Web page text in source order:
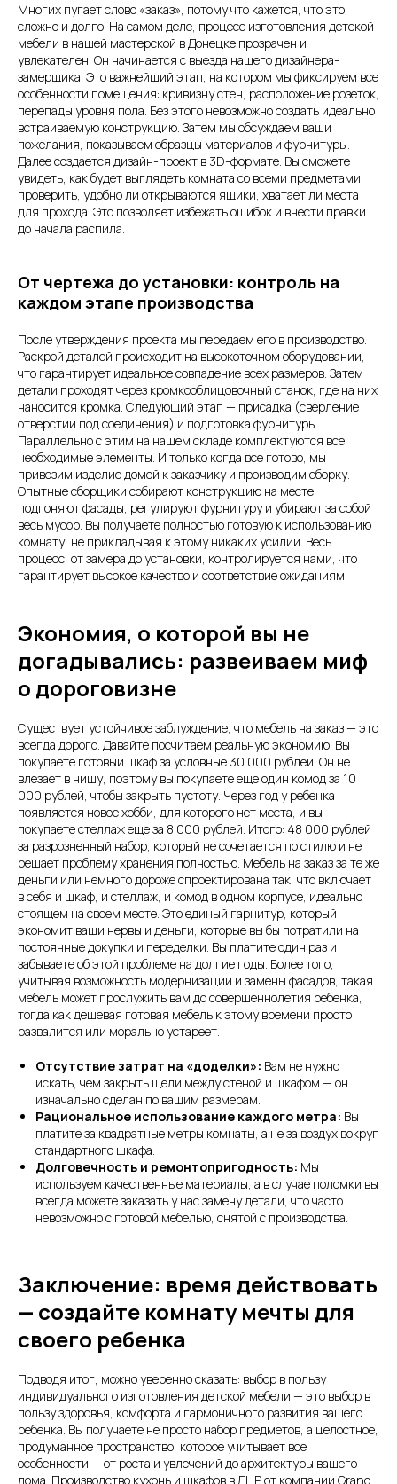
Многих пугает слово «заказ», потому что кажется, что это
сложно и долго. На самом деле, процесс изготовления детской
мебели в нашей мастерской в Донецке прозрачен и
увлекателен. Он начинается с выезда нашего дизайнера-
замерщика. Это важнейший этап, на котором мы фиксируем все
особенности помещения: кривизну стен, расположение розеток,
перепады уровня пола. Без этого невозможно создать идеально
встраиваемую конструкцию. Затем мы обсуждаем ваши
пожелания, показываем образцы материалов и фурнитуры.
Далее создается дизайн-проект в 3D-формате. Вы сможете
увидеть, как будет выглядеть комната со всеми предметами,
проверить, удобно ли открываются ящики, хватает ли места
для прохода. Это позволяет избежать ошибок и внести правки
до начала распила.
От чертежа до установки: контроль на
каждом этапе производства
После утверждения проекта мы передаем его в производство.
Раскрой деталей происходит на высокоточном оборудовании,
что гарантирует идеальное совпадение всех размеров. Затем
детали проходят через кромкооблицовочный станок, где на них
наносится кромка. Следующий этап — присадка (сверление
отверстий под соединения) и подготовка фурнитуры.
Параллельно с этим на нашем складе комплектуются все
необходимые элементы. И только когда все готово, мы
привозим изделие домой к заказчику и производим сборку.
Опытные сборщики собирают конструкцию на месте,
подгоняют фасады, регулируют фурнитуру и убирают за собой
весь мусор. Вы получаете полностью готовую к использованию
комнату, не прикладывая к этому никаких усилий. Весь
процесс, от замера до установки, контролируется нами, что
гарантирует высокое качество и соответствие ожиданиям.
Экономия, о которой вы не
догадывались: развеиваем миф
о дороговизне
Существует устойчивое заблуждение, что мебель на заказ — это
всегда дорого. Давайте посчитаем реальную экономию. Вы
покупаете готовый шкаф за условные 30 000 рублей. Он не
влезает в нишу, поэтому вы покупаете еще один комод за 10
000 рублей, чтобы закрыть пустоту. Через год у ребенка
появляется новое хобби, для которого нет места, и вы
покупаете стеллаж еще за 8 000 рублей. Итого: 48 000 рублей
за разрозненный набор, который не сочетается по стилю и не
решает проблему хранения полностью. Мебель на заказ за те же
деньги или немного дороже спроектирована так, что включает
в себя и шкаф, и стеллаж, и комод в одном корпусе, идеально
стоящем на своем месте. Это единый гарнитур, который
экономит ваши нервы и деньги, которые вы бы потратили на
постоянные докупки и переделки. Вы платите один раз и
забываете об этой проблеме на долгие годы. Более того,
учитывая возможность модернизации и замены фасадов, такая
мебель может прослужить вам до совершеннолетия ребенка,
тогда как дешевая готовая мебель к этому времени просто
развалится или морально устареет.
Отсутствие затрат на «доделки»: Вам не нужно
искать, чем закрыть щели между стеной и шкафом — он
изначально сделан по вашим размерам.
Рациональное использование каждого метра: Вы
платите за квадратные метры комнаты, а не за воздух вокруг
стандартного шкафа.
Долговечность и ремонтопригодность: Мы
используем качественные материалы, а в случае поломки вы
всегда можете заказать у нас замену детали, что часто
невозможно с готовой мебелью, снятой с производства.
Заключение: время действовать
— создайте комнату мечты для
своего ребенка
Подводя итог, можно уверенно сказать: выбор в пользу
индивидуального изготовления детской мебели — это выбор в
пользу здоровья, комфорта и гармоничного развития вашего
ребенка. Вы получаете не просто набор предметов, а целостное,
продуманное пространство, которое учитывает все
особенности — от роста и увлечений до архитектуры вашего
дома. Производство кухонь и шкафов в ДНР от компании Grand